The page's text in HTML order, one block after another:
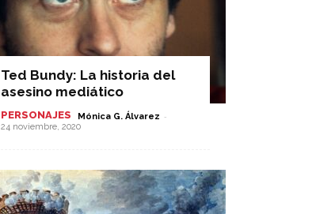
Ted Bundy: La historia del
asesino mediático
PERSONAJES Mónica G. Álvarez -
24 noviembre, 2020